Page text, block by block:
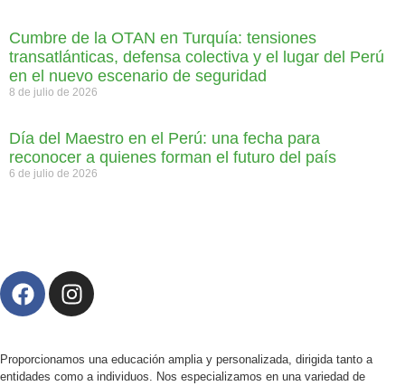
Cumbre de la OTAN en Turquía: tensiones
transatlánticas, defensa colectiva y el lugar del Perú
en el nuevo escenario de seguridad
8 de julio de 2026
Día del Maestro en el Perú: una fecha para
reconocer a quienes forman el futuro del país
6 de julio de 2026
Proporcionamos una educación amplia y personalizada, dirigida tanto a
entidades como a individuos. Nos especializamos en una variedad de